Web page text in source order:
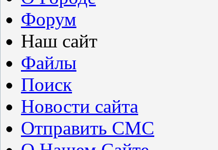
Форум
Наш сайт
Файлы
Поиск
Новости сайта
Отправить СМС